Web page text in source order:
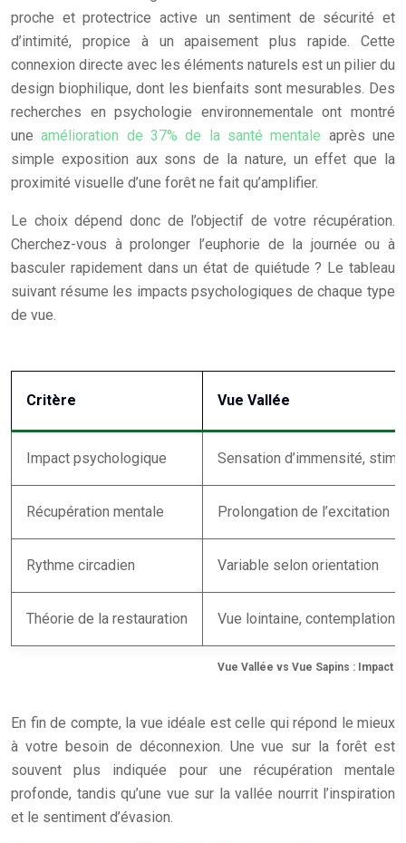
proche et protectrice active un sentiment de sécurité et
d’intimité, propice à un apaisement plus rapide. Cette
connexion directe avec les éléments naturels est un pilier du
design biophilique, dont les bienfaits sont mesurables. Des
recherches en psychologie environnementale ont montré
uneamélioration de 37% de la santé mentale après une
simple exposition aux sons de la nature, un effet que la
proximité visuelle d’une forêt ne fait qu’amplifier.
Le choix dépend donc de l’objectif de votre récupération.
Cherchez-vous à prolonger l’euphorie de la journée ou à
basculer rapidement dans un état de quiétude ? Le tableau
suivant résume les impacts psychologiques de chaque type
de vue.
Vue Vallée vs Vue Sapins : Impact
Critère Vue Vallée
Impact psychologique Sensation d’immensité,
Récupération mentale Prolongation de l’excitation
Rythme circadien Variable selon orientation
Théorie de la restauration Vue lointaine, contemplation
En fin de compte, la vue idéale est celle qui répond le mieux
à votre besoin de déconnexion. Une vue sur la forêt est
souvent plus indiquée pour une récupération mentale
profonde, tandis qu’une vue sur la vallée nourrit l’inspiration
et le sentiment d’évasion.